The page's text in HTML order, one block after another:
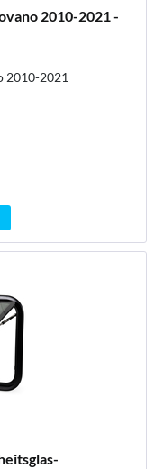
2010-2021 -
2010-2021